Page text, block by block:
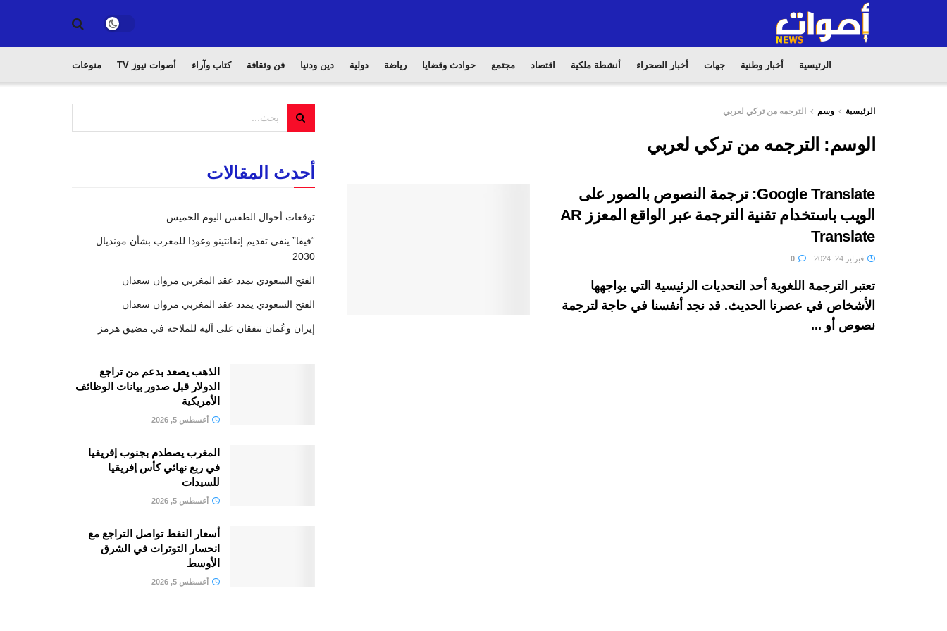
الرئيسية أخبار وطنية جهات أخبار الصحراء أنشطة ملكية اقتصاد مجتمع حوادث وقضايا رياضة دولية دين ودنيا فن وثقافة كتاب وآراء أصوات نيوز TV منوعات
الرئيسية وسم الترجمه من تركي لعربي
الوسم: الترجمه من تركي لعربي
Google Translate: ترجمة النصوص بالصور على
الويب باستخدام تقنية الترجمة عبر الواقع المعزز AR
Translate
فبراير 24, 2024
تعتبر الترجمة اللغوية أحد التحديات الرئيسية التي يواجهها
الأشخاص في عصرنا الحديث. قد نجد أنفسنا في حاجة لترجمة
نصوص أو ...
أحدث المقالات
توقعات أحوال الطقس اليوم الخميس
“فيفا” ينفي تقديم إنفانتينو وعودا للمغرب بشأن مونديال
2030
الفتح السعودي يمدد عقد المغربي مروان سعدان
الفتح السعودي يمدد عقد المغربي مروان سعدان
إيران وعُمان تتفقان على آلية للملاحة في مضيق هرمز
الذهب يصعد بدعم من تراجع
الدولار قبل صدور بيانات الوظائف
الأمريكية
أغسطس 5, 2026
المغرب يصطدم بجنوب إفريقيا
في ربع نهائي كأس إفريقيا
للسيدات
أغسطس 5, 2026
أسعار النفط تواصل التراجع مع
انحسار التوترات في الشرق
الأوسط
أغسطس 5, 2026